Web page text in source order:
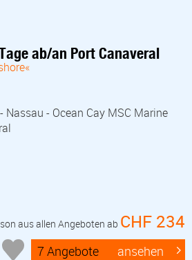
ab/an Port Canaveral
Nassau - Ocean Cay MSC Marine
aus allen Angeboten ab CHF 234
7 Angebote ansehen